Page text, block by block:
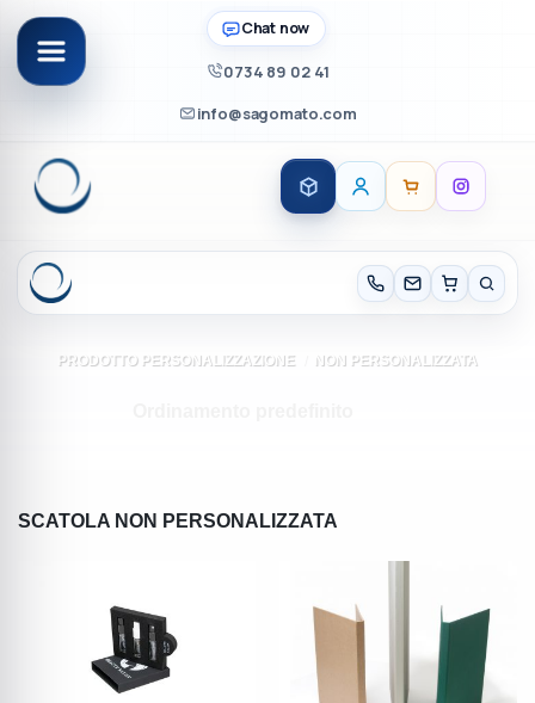
0734 89 02 41
Chat now
info@sagomato.com
Salta
contenuti
PRODOTTO PERSONALIZZAZIONE NON PERSONALIZZATA
SCATOLA NON PERSONALIZZATA